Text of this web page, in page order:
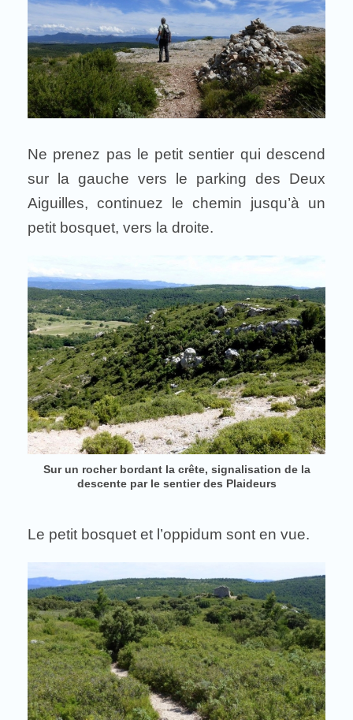
Ne prenez pas le petit sentier qui descend
sur la gauche vers le parking des Deux
Aiguilles, continuez le chemin jusqu’à un
petit bosquet, vers la droite.
Sur un rocher bordant la crête, signalisation de la
descente par le sentier des Plaideurs
Le petit bosquet et l’oppidum sont en vue.